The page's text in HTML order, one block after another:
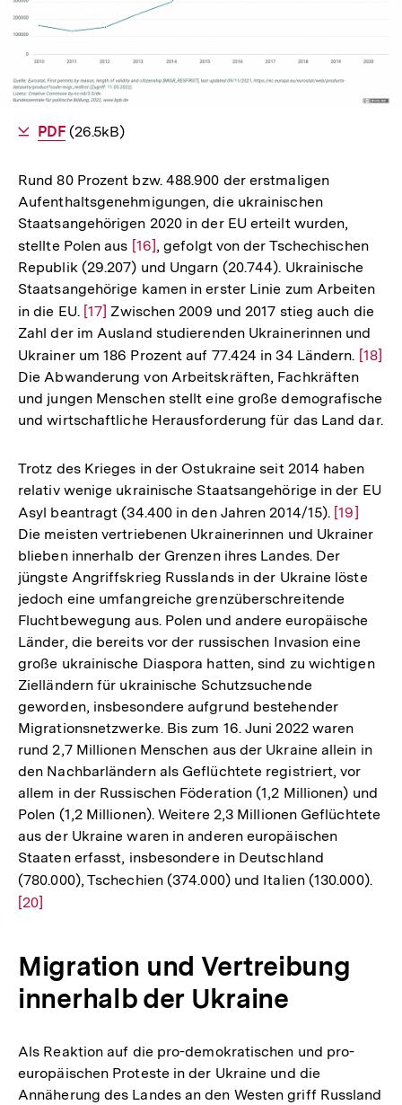
Als
PDFherunterladen
(26.5kB)
Rund 80 Prozent bzw. 488.900 der erstmaligen
Aufenthaltsgenehmigungen, die ukrainischen
Staatsangehörigen 2020 in der EU erteilt wurden,
stellte Polen aus Zur
Auflösung
der
Fußnote
[16] , gefolgt von der Tschechischen
Republik (29.207) und Ungarn (20.744). Ukrainische
Staatsangehörige kamen in erster Linie zum Arbeiten
in die EU. Zur
Auflösung
der
Fußnote
[17] Zwischen 2009 und 2017 stieg auch die
Zahl der im Ausland studierenden Ukrainerinnen und
Ukrainer um 186 Prozent auf 77.424 in 34 Ländern. Zur
der
[18]
Die Abwanderung von Arbeitskräften, Fachkräften
und jungen Menschen stellt eine große demografische
und wirtschaftliche Herausforderung für das Land dar.
Trotz des Krieges in der Ostukraine seit 2014 haben
relativ wenige ukrainische Staatsangehörige in der EU
Asyl beantragt (34.400 in den Jahren 2014/15). Zur
der
Fußnote
[19]
Die meisten vertriebenen Ukrainerinnen und Ukrainer
blieben innerhalb der Grenzen ihres Landes. Der
jüngste Angriffskrieg Russlands in der Ukraine löste
jedoch eine umfangreiche grenzüberschreitende
Fluchtbewegung aus. Polen und andere europäische
Länder, die bereits vor der russischen Invasion eine
große ukrainische Diaspora hatten, sind zu wichtigen
Zielländern für ukrainische Schutzsuchende
geworden, insbesondere aufgrund bestehender
Migrationsnetzwerke. Bis zum 16. Juni 2022 waren
rund 2,7 Millionen Menschen aus der Ukraine allein in
den Nachbarländern als Geflüchtete registriert, vor
allem in der Russischen Föderation (1,2 Millionen) und
Polen (1,2 Millionen). Weitere 2,3 Millionen Geflüchtete
aus der Ukraine waren in anderen europäischen
Staaten erfasst, insbesondere in Deutschland
(780.000), Tschechien (374.000) und Italien (130.000).Zur
[20]
Migration und Vertreibung
innerhalb der Ukraine
Als Reaktion auf die pro-demokratischen und pro-
europäischen Proteste in der Ukraine und die
Annäherung des Landes an den Westen griff Russland